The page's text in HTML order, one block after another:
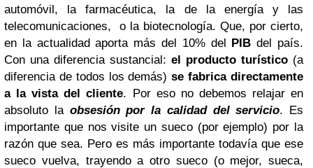
automóvil, la farmacéutica, la de la energía y las
telecomunicaciones, o la biotecnología. Que, por cierto,
en la actualidad aporta más del 10% del PIB del país.
Con una diferencia sustancial: el producto turístico (a
diferencia de todos los demás)se fabrica directamente
a la vista del cliente. Por eso no debemos relajar en
absoluto la obsesión por la calidad del servicio. Es
importante que nos visite un sueco (por ejemplo) por la
razón que sea. Pero es más importante todavía que ese
sueco vuelva, trayendo a otro sueco (o mejor, sueca,